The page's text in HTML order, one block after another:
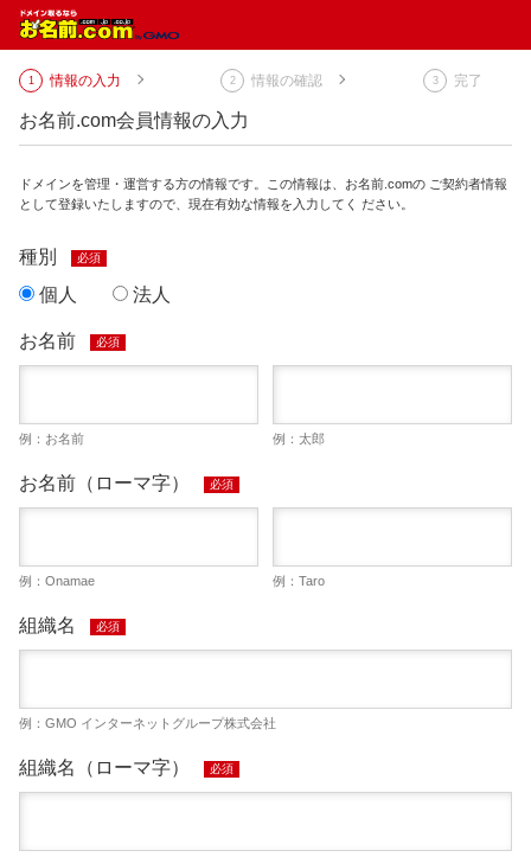
情報の入力 情報の確認 完了
お名前.com会員情報の入力
ドメインを管理・運営する方の情報です。この情報は、お名前.comの ご契約者情報
として登録いたしますので、現在有効な情報を入力してく ださい。
種別 必須
個人 法人
お名前 必須
例：お名前 例：太郎
お名前（ローマ字） 必須
例：Onamae 例：Taro
組織名 必須
例：GMO インターネットグループ株式会社
組織名（ローマ字） 必須